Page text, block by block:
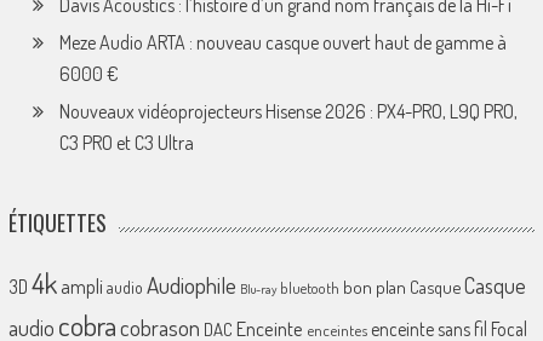
Davis Acoustics : l’histoire d’un grand nom français de la Hi-Fi
Meze Audio ARTA : nouveau casque ouvert haut de gamme à
6000 €
Nouveaux vidéoprojecteurs Hisense 2026 : PX4-PRO, L9Q PRO,
C3 PRO et C3 Ultra
ÉTIQUETTES
3D 4k ampliaudio Audiophile Blu-ray bluetooth bon plan CasqueCasque
audio cobracobrason DAC Enceinte enceintes enceinte sans fil Focal